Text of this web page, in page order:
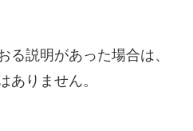
る説明があった場合は、
ありません。